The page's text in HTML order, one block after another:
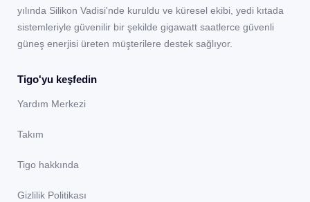
yılında Silikon Vadisi'nde kuruldu ve küresel ekibi, yedi kıtada
sistemleriyle güvenilir bir şekilde gigawatt saatlerce güvenli
güneş enerjisi üreten müşterilere destek sağlıyor.
Tigo'yu keşfedin
Yardım Merkezi
Takım
Tigo hakkında
Gizlilik Politikası